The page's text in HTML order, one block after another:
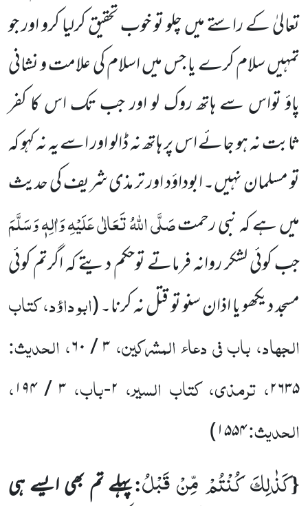
تعالیٰ کے راستے میں چلو تو خوب تحقیق کرلیا کرو اور جو
تمہیں سلام کرے یا جس میں اسلام کی علامت و نشانی
پاؤ تواس سے ہاتھ روک لو اور جب تک اس کا کفر
ثابت نہ ہو جائے اس پر ہاتھ نہ ڈالو اور اسے یہ نہ کہو کہ
تو مسلمان نہیں۔ ابوداؤد اور تر مذی شریف کی حدیث
میں ہے کہ نبی رحمتصَلَّی اللہُ تَعَالٰی عَلَیْہِ وَاٰلِہٖ وَسَلَّمَ
جب کوئی لشکر روانہ فرماتے توحکم دیتے کہ اگرتم کوئی
مسجد دیکھو یا اذان سنو تو قتل نہ کرنا۔(ابو داؤد، کتاب
الجہاد، باب فی دعاء المشرکین،۳ / ۶۰ ، الحدیث:
۲۶۳۵، ترمذی، کتاب السیر، ۲- باب، ۳ / ۱۹۴
،
الحدیث:۱۵۵۴)
{كَذٰلِكَ كُنْتُمْ مِّنْ قَبْلُ:پہلے تم بھی ایسے ہی